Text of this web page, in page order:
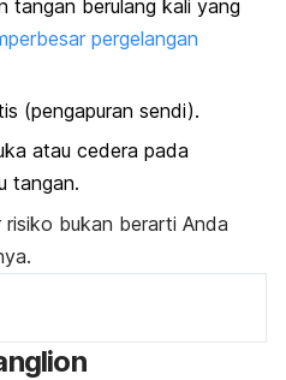
tangan berulang kali yang
pergelangan
(pengapuran sendi).
atau cedera pada
tangan.
bukan berarti Anda